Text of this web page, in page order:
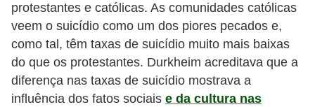
protestantes e católicas. As comunidades católicas
veem o suicídio como um dos piores pecados e,
como tal, têm taxas de suicídio muito mais baixas
do que os protestantes. Durkheim acreditava que a
diferença nas taxas de suicídio mostrava a
influência dos fatos sociais e da cultura nas
a
r
a
c
o